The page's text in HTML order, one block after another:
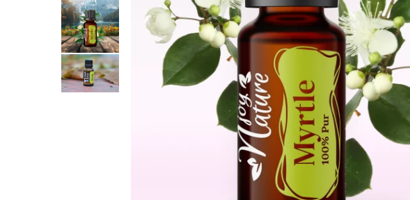
Rose - instrumentul iubirii
Chakrele si Uleiurile Esentiale
Arome tomnatice pentru încălzirea
Uleiul esențial de Ravintsara